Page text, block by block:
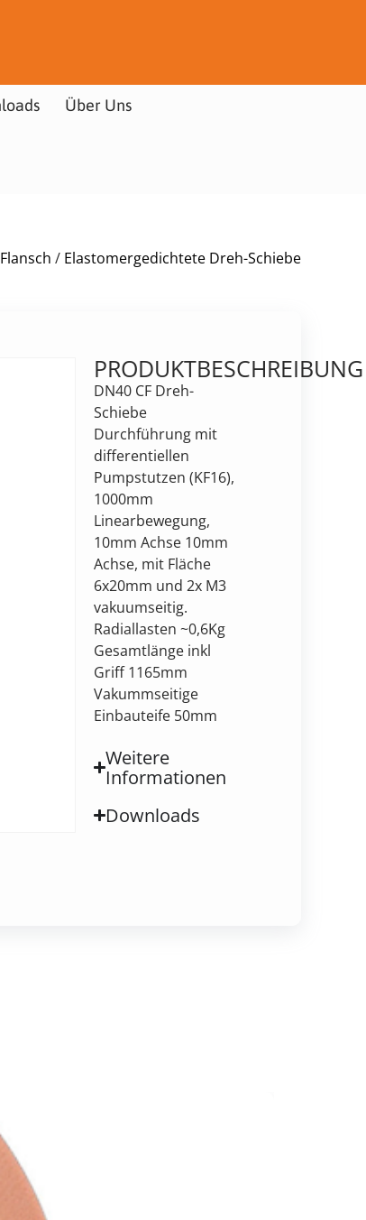
Über Uns
/ Elastomergedichtete Dreh-Schiebe
PRODUKTBESCHREIBUNG
DN40 CF Dreh-
Schiebe
Durchführung mit
differentiellen
Pumpstutzen (KF16),
1000mm
Linearbewegung,
10mm Achse 10mm
Achse, mit Fläche
6x20mm und 2x M3
vakuumseitig.
Radiallasten ~0,6Kg
Gesamtlänge inkl
Griff 1165mm
Vakummseitige
Einbauteife 50mm
Weitere
Informationen
Downloads